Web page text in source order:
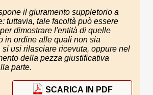
il giuramento suppletorio a
tuttavia, tale facoltà può essere
dimostrare l'entità di quelle
in ordine alle quali non sia
usi rilasciare ricevuta, oppure nel
della pezza giustificativa
parte.
SCARICA IN PDF